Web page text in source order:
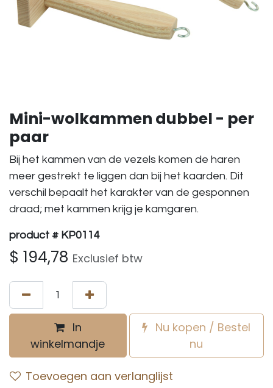
Mini-wolkammen dubbel - per
paar
Bij het kammen van de vezels komen de haren
meer gestrekt te liggen dan bij het kaarden. Dit
verschil bepaalt het karakter van de gesponnen
draad; met kammen krijg je kamgaren.
product # KP0114
$ 194,78 Exclusief btw
In
winkelmandje
Nu kopen / Bestel
nu
Toevoegen aan verlanglijst